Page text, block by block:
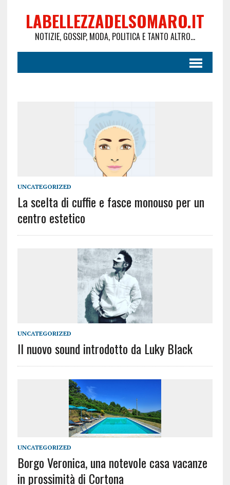
LABELLEZZADELSOMARO.IT
NOTIZIE, GOSSIP, MODA, POLITICA E TANTO ALTRO...
UNCATEGORIZED
La scelta di cuffie e fasce monouso per un
centro estetico
UNCATEGORIZED
Il nuovo sound introdotto da Luky Black
UNCATEGORIZED
Borgo Veronica, una notevole casa vacanze
in prossimità di Cortona